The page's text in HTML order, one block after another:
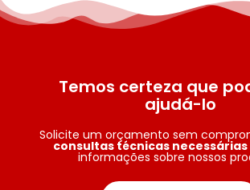
Temos certeza que
ajudá-lo
Solicite um orçamento sem
consultas técnicas necessárias
informações sobre nossos